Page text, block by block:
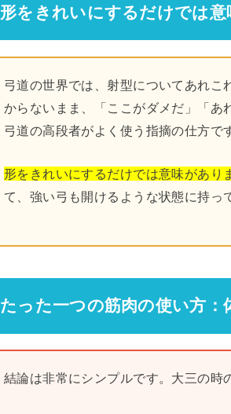
形をきれいにするだけでは意
弓道の世界では、射型についてあれこ
からないまま、「ここがダメだ」「あ
弓道の高段者がよく使う指摘の仕方で
形をきれいにするだけでは意味があり
て、強い弓も開けるような状態に持っ
たった一つの筋肉の使い方：
結論は非常にシンプルです。大三の時